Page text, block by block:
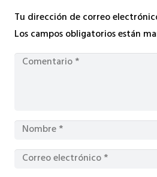
Tu dirección de correo
Los campos obligatorios están